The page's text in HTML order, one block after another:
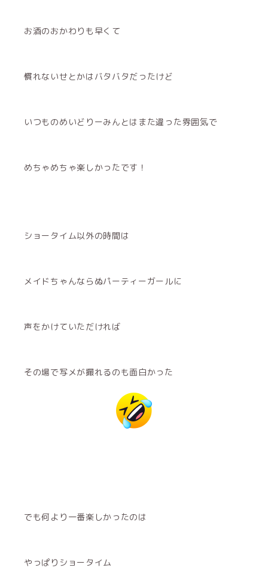
お酒のおかわりも早くて
慣れないせとかはバタバタだったけど
いつものめいどりーみんとはまた違った雰囲気で
めちゃめちゃ楽しかったです！
ショータイム以外の時間は
メイドちゃんならぬパーティーガールに
声をかけていただければ
その場で写メが撮れるのも面白かった
でも何より一番楽しかったのは
やっぱりショータイム